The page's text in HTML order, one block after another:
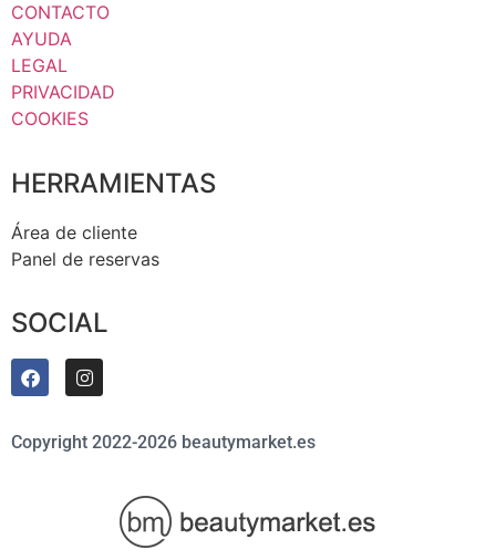
CONTACTO
AYUDA
LEGAL
PRIVACIDAD
COOKIES
HERRAMIENTAS
Área de cliente
Panel de reservas
SOCIAL
Copyright 2022-2026 beautymarket.es